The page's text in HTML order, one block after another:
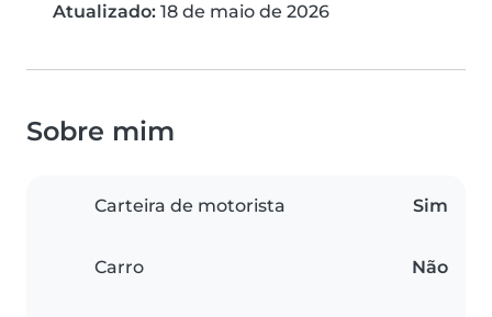
Atualizado: 18 de maio de 2026
Sobre mim
Carteira de motorista Sim
Carro Não